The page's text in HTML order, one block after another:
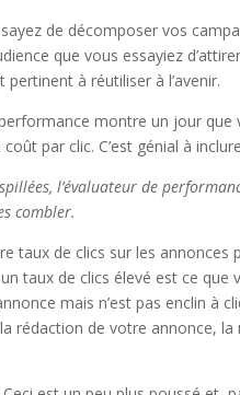
de décomposer vos
que vous essayiez
pertinent à réutiliser à l’avenir.
montre un jour que
par clic. C’est génial à
l’évaluateur de
combler.
taux de clics sur les
taux de clics élevé est ce
mais n’est pas enclin à
rédaction de votre annonce,